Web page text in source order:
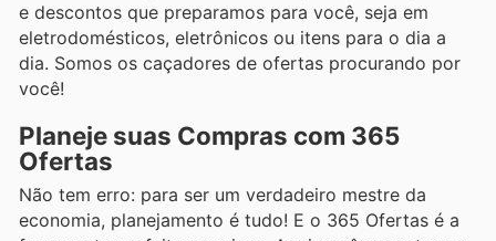
e descontos que preparamos para você, seja em
eletrodomésticos, eletrônicos ou itens para o dia a
dia. Somos os caçadores de ofertas procurando por
você!
Planeje suas Compras com 365
Ofertas
Não tem erro: para ser um verdadeiro mestre da
economia, planejamento é tudo! E o 365 Ofertas é a